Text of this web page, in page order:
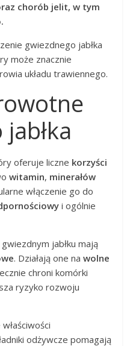
chorób jelit, w tym
gwiezdnego jabłka
może znacznie
układu trawiennego.
oferuje liczne korzyści
witamin, minerałów
włączenie go do
i ogólnie
jabłku mają
. Działają one nawolne
chroni komórki
ryzyko rozwoju
odżywcze pomagają